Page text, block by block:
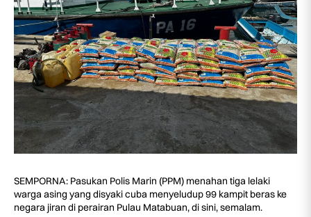
SEMPORNA: Pasukan Polis Marin (PPM) menahan tiga lelaki
warga asing yang disyaki cuba menyeludup 99 kampit beras ke
negara jiran di perairan Pulau Matabuan, di sini, semalam.